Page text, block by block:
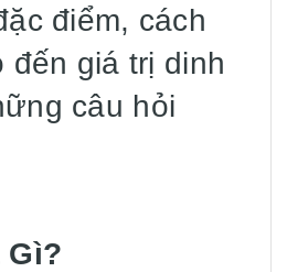
điểm, cách
đến giá trị dinh
câu hỏi
Gì?